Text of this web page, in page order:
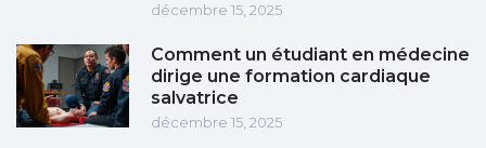
décembre 15, 2025
Comment un étudiant en médecine
dirige une formation cardiaque
salvatrice
décembre 15, 2025